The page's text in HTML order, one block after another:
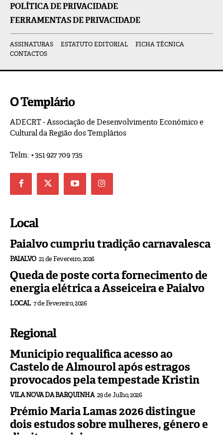
POLÍTICA DE PRIVACIDADE
FERRAMENTAS DE PRIVACIDADE
ASSINATURAS ESTATUTO EDITORIAL
FICHA TÉCNICA
CONTACTOS
O Templário
ADECRT - Associação de Desenvolvimento Económico e
Cultural da Região dos Templários
Telm: +351 927 709 735
Local
Paialvo cumpriu tradição carnavalesca
PAIALVO 21 de Fevereiro, 2026
Queda de poste corta fornecimento de
energia elétrica a Asseiceira e Paialvo
LOCAL 7 de Fevereiro, 2026
Regional
Município requalifica acesso ao
Castelo de Almourol após estragos
provocados pela tempestade Kristin
VILA NOVA DA BARQUINHA 29 de Julho, 2026
Prémio Maria Lamas 2026 distingue
dois estudos sobre mulheres, género e